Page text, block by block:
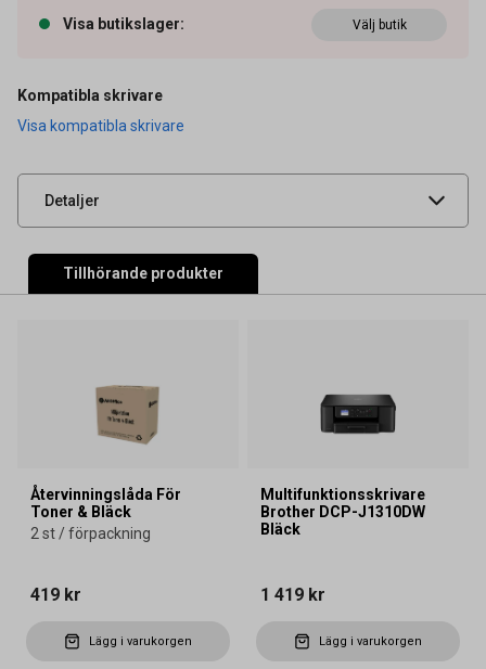
Visa butikslager: Välj butik
Kompatibla skrivare
Visa kompatibla skrivare
Detaljer
OEM-nummer
Leverantörens
UNSPSC 44103105
Tillhörande produkter
Återvinningslåda För
Toner & Bläck
2 st / förpackning
419 kr
Lägg i varukorgen
Multifunktionsskrivare
Brother DCP-J1310DW
Bläck
1 419 kr
Lägg i varukorgen